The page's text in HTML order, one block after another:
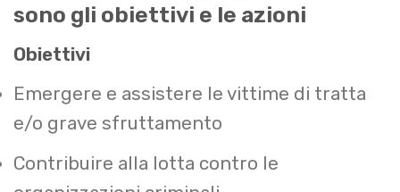
sono gli obiettivi e le azioni
Obiettivi
Emergere e assistere le vittime di tratta
e/o grave sfruttamento
Contribuire alla lotta contro le